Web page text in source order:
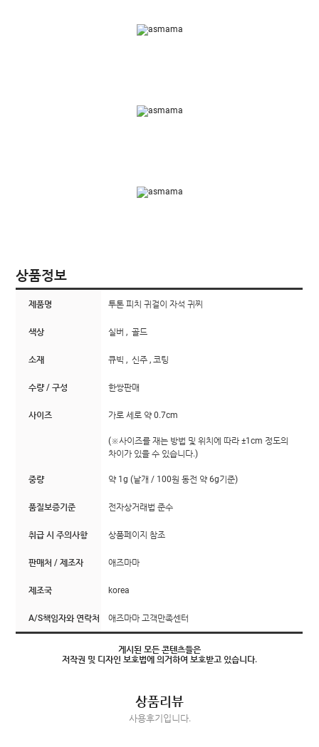
상품정보
제품명 투톤 피치 귀걸이 자석 귀찌
색상 실버 , 골드
소재 큐빅 , 신주 , 코팅
수량 / 구성 한쌍판매
사이즈 가로 세로 약 0.7cm
(※사이즈를 재는 방법 및 위치에 따라 ±1cm 정도의
차이가 있을 수 있습니다.)
중량 약 1g (낱개 / 100원 동전 약 6g기준)
품질보증기준 전자상거래법 준수
취급 시 주의사항 상품페이지 참조
판매처 / 제조자 애즈마마
제조국 korea
A/S책임자와 연락처 애즈마마 고객만족센터
게시된 모든 콘텐츠들은
저작권 및 디자인 보호법에 의거하여 보호받고 있습니다.
상품리뷰
사용후기입니다.